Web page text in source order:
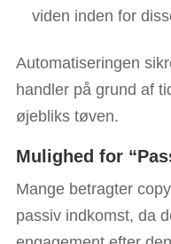
viden inden for
Automatiseringen
handler på grund af
øjebliks tøven.
Mulighed for
Mange betragter
passiv indkomst, da